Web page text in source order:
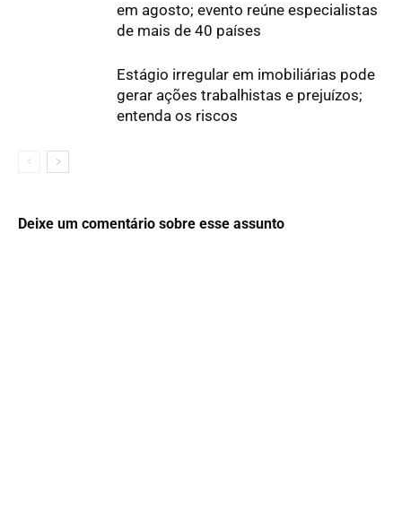
em agosto; evento reúne especialistas
de mais de 40 países
Estágio irregular em imobiliárias pode
gerar ações trabalhistas e prejuízos;
entenda os riscos
Deixe um comentário sobre esse assunto